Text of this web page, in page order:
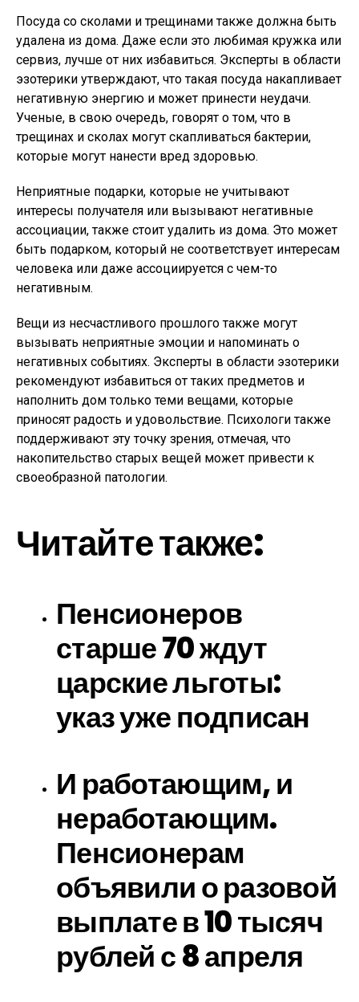
Посуда со сколами и трещинами также должна быть
удалена из дома. Даже если это любимая кружка или
сервиз, лучше от них избавиться. Эксперты в области
эзотерики утверждают, что такая посуда накапливает
негативную энергию и может принести неудачи.
Ученые, в свою очередь, говорят о том, что в
трещинах и сколах могут скапливаться бактерии,
которые могут нанести вред здоровью.
Неприятные подарки, которые не учитывают
интересы получателя или вызывают негативные
ассоциации, также стоит удалить из дома. Это может
быть подарком, который не соответствует интересам
человека или даже ассоциируется с чем-то
негативным.
Вещи из несчастливого прошлого также могут
вызывать неприятные эмоции и напоминать о
негативных событиях. Эксперты в области эзотерики
рекомендуют избавиться от таких предметов и
наполнить дом только теми вещами, которые
приносят радость и удовольствие. Психологи также
поддерживают эту точку зрения, отмечая, что
накопительство старых вещей может привести к
своеобразной патологии.
Читайте также:
Пенсионеров
старше 70 ждут
царские льготы:
указ уже подписан
И работающим, и
неработающим.
Пенсионерам
объявили о разовой
выплате в 10 тысяч
рублей с 8 апреля